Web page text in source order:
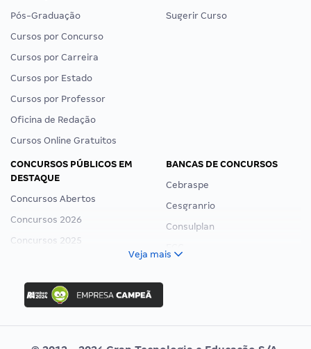
Pós-Graduação
Cursos por Concurso
Cursos por Carreira
Cursos por Estado
Cursos por Professor
Oficina de Redação
Cursos Online Gratuitos
Sugerir Curso
CONCURSOS PÚBLICOS EM
DESTAQUE
Concursos Abertos
Concursos 2026
Concursos 2025
Concurso Ibama
Concurso MPU
Editais publicados
BANCAS DE CONCURSOS
Cebraspe
Cesgranrio
Consulplan
Veja mais